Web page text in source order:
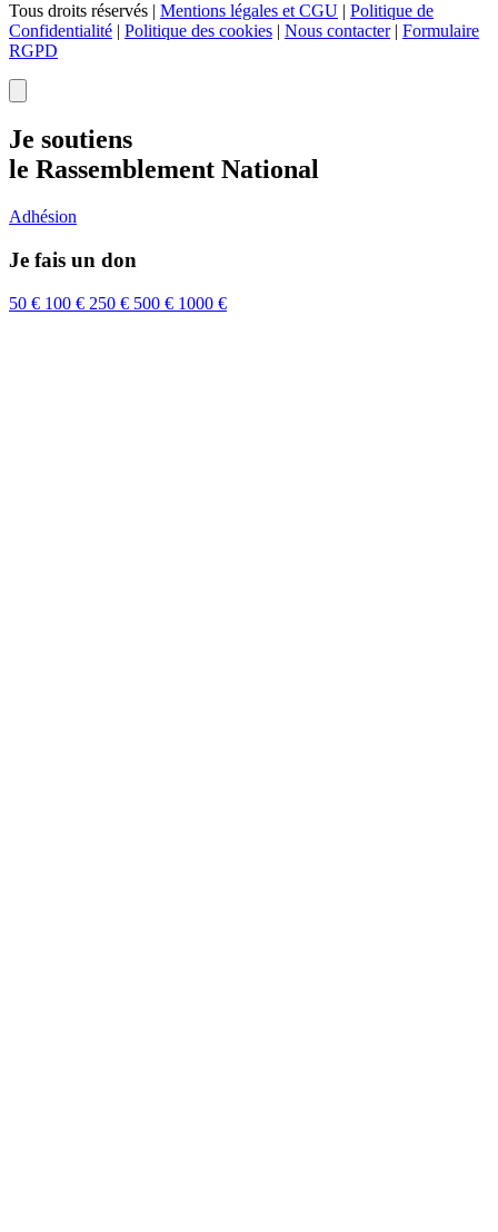
Tous droits réservés | Mentions légales et CGU | Politique de
Confidentialité | Politique des cookies | Nous contacter| Formulaire
RGPD
Je soutiens
le Rassemblement National
Adhésion
Je fais un don
50 € 100 € 250 € 500 € 1000 €